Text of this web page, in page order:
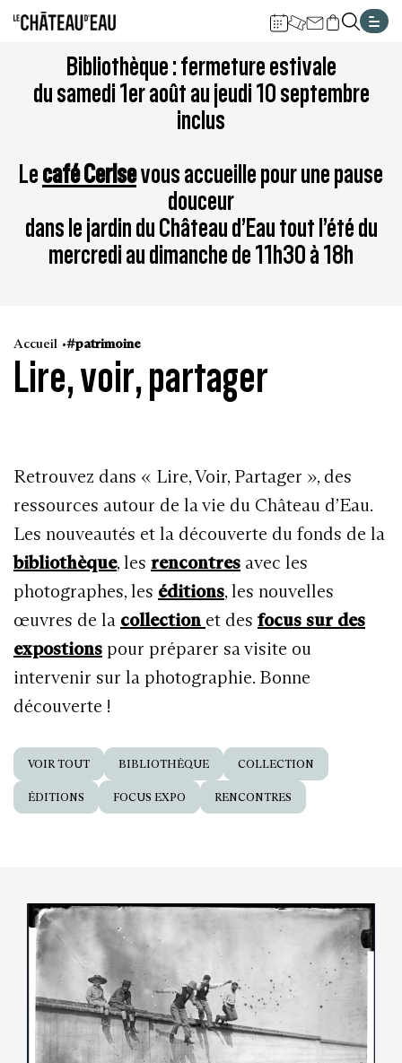
Aller
contenu
Aller
à
la
navigation
à
la
recherche
Aller
au
pied
plan
Bibliothèque : fermeture estivale
du samedi 1er août au jeudi 10 septembre
inclus
Lecafé Cerisevous accueille pour une pause
douceur
dans le jardin du Château d’Eau tout l’été du
mercredi au dimanche de 11h30 à 18h
Accueil #patrimoine
Lire, voir, partager
Retrouvez dans « Lire, Voir, Partager », des
ressources autour de la vie du Château d’Eau.
Les nouveautés et la découverte du fonds de la
bibliothèque, les rencontres avec les
photographes, les éditions, les nouvelles
œuvres de la collection et des focus sur des
expostions pour préparer sa visite ou
intervenir sur la photographie. Bonne
découverte !
VOIR TOUT BIBLIOTHÈQUE COLLECTION
ÉDITIONS FOCUS EXPO RENCONTRES